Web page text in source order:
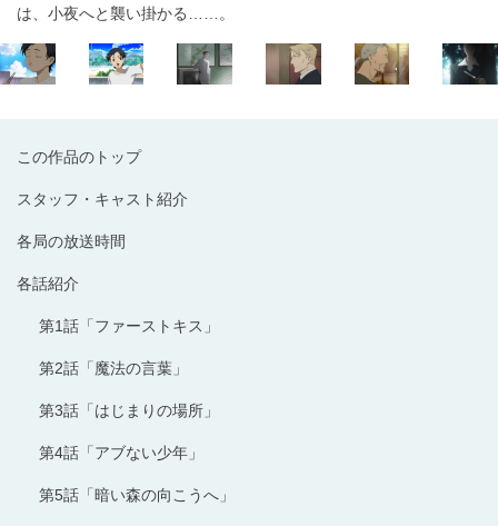
この作品のトップ
スタッフ・キャスト紹介
各局の放送時間
各話紹介
第1話「ファーストキス」
第2話「魔法の言葉」
第3話「はじまりの場所」
第4話「アブない少年」
第5話「暗い森の向こうへ」
は、小夜へと襲い掛かる……。